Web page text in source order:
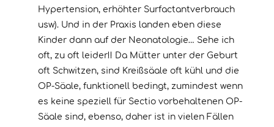
Hypertension, erhöhter Surfactantverbrauch
usw). Und in der Praxis landen eben diese
Kinder dann auf der Neonatologie… Sehe ich
oft, zu oft leider!! Da Mütter unter der Geburt
oft Schwitzen, sind Kreißsäale oft kühl und die
OP-Säale, funktionell bedingt, zumindest wenn
es keine speziell für Sectio vorbehaltenen OP-
Säale sind, ebenso, daher ist in vielen Fällen